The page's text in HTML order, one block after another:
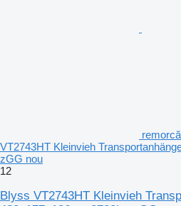
VT2743HT Kleinvieh
zGG nou
12
Blyss VT2743HT Kleinvieh